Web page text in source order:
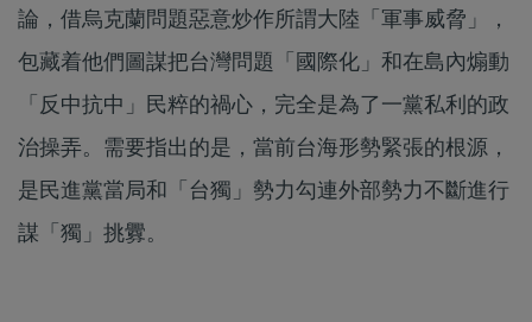
論，借烏克蘭問題惡意炒作所謂大陸「軍事威脅」，
包藏着他們圖謀把台灣問題「國際化」和在島內煽動
「反中抗中」民粹的禍心，完全是為了一黨私利的政
治操弄。需要指出的是，當前台海形勢緊張的根源，
是民進黨當局和「台獨」勢力勾連外部勢力不斷進行
謀「獨」挑釁。